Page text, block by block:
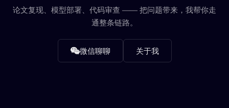
论文复现、模型部署、代码审查 —— 把问题带来，我帮你走
通整条链路。
微信聊聊 关于我